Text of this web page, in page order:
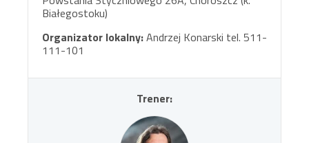
Białegostoku)
Organizator lokalny:Andrzej Konarski tel. 511-
111-101
Trener: